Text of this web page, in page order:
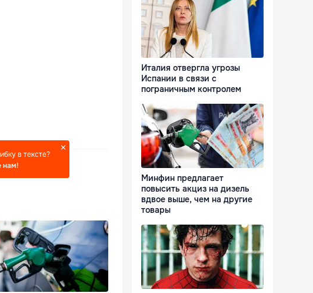
в тексте?
нам!
Италия отвергла угрозы
Испании в связи с
пограничным контролем
Минфин предлагает
повысить акциз на дизель
вдвое выше, чем на другие
товары